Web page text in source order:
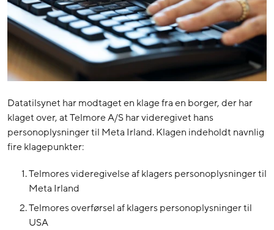
Datatilsynet har modtaget en klage fra en borger, der har
klaget over, at Telmore A/S har videregivet hans
personoplysninger til Meta Irland. Klagen indeholdt navnlig
fire klagepunkter:
Telmores videregivelse af klagers personoplysninger til
Meta Irland
Telmores overførsel af klagers personoplysninger til
USA